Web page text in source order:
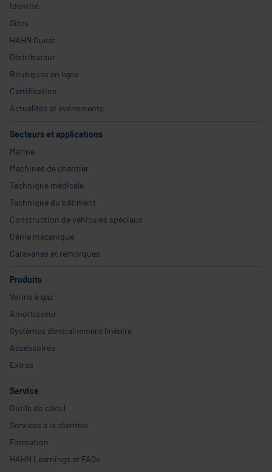
Identité
Sites
HAHN Ouest
Distributeur
Boutiques en ligne
Certification
Actualités et événements
Secteurs et applications
Marine
Machines de chantier
Technique médicale
Technique du bâtiment
Construction de véhicules spéciaux
Génie mécanique
Caravanes et remorques
Produits
Vérins à gaz
Amortisseur
Systèmes d'entraînement linéaire
Accessoires
Extras
Service
Outils de calcul
Services à la clientèle
Formation
HAHN Learnings et FAQs